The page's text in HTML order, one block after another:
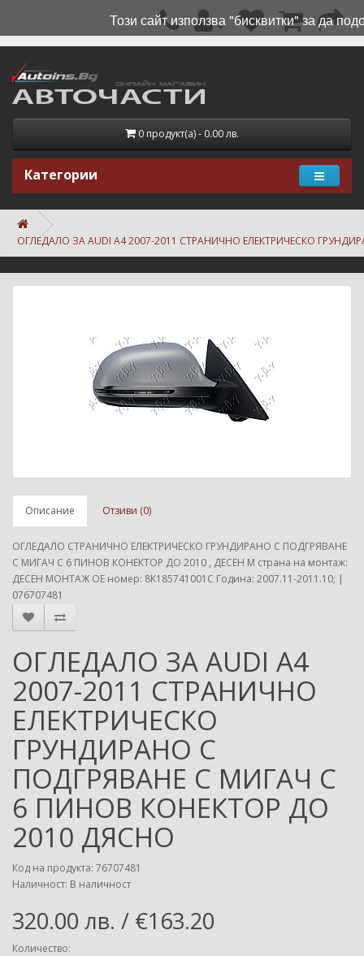
0 продукт(а) - 0.00 лв.
Категории
ОГЛЕДАЛО ЗА AUDI A4 2007-2011 СТРАНИЧНО ЕЛЕКТРИЧЕСКО
Описание Отзиви (0)
ОГЛЕДАЛО СТРАНИЧНО ЕЛЕКТРИЧЕСКО ГРУНДИРАНО С ПОДГРЯВАНЕ
С МИГАЧ С 6 ПИНОВ КОНЕКТОР ДО 2010 , ДЕСЕН М страна на монтаж:
ДЕСЕН МОНТАЖ ОЕ номер: 8K185741001C Година: 2007.11-2011.10; |
076707481
ОГЛЕДАЛО ЗА AUDI A4
2007-2011 СТРАНИЧНО
ЕЛЕКТРИЧЕСКО
ГРУНДИРАНО С
ПОДГРЯВАНЕ С МИГАЧ С
6 ПИНОВ КОНЕКТОР ДО
2010 ДЯСНО
Код на продукта: 76707481
Наличност: В наличност
320.00 лв. / €163.20
Количество:
Този сайт използва "бисквитки" за да